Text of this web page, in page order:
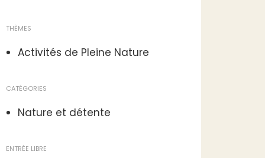
THÈMES
Activités de Pleine Nature
CATÉGORIES
Nature et détente
ENTRÉE LIBRE